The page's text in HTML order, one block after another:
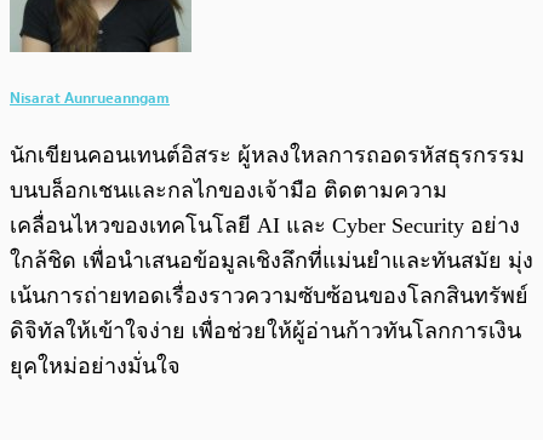
Nisarat Aunrueanngam
นักเขียนคอนเทนต์อิสระ ผู้หลงใหลการถอดรหัสธุรกรรม
บนบล็อกเชนและกลไกของเจ้ามือ ติดตามความ
เคลื่อนไหวของเทคโนโลยี AI และ Cyber Security อย่าง
ใกล้ชิด เพื่อนำเสนอข้อมูลเชิงลึกที่แม่นยำและทันสมัย มุ่ง
เน้นการถ่ายทอดเรื่องราวความซับซ้อนของโลกสินทรัพย์
ดิจิทัลให้เข้าใจง่าย เพื่อช่วยให้ผู้อ่านก้าวทันโลกการเงิน
ยุคใหม่อย่างมั่นใจ